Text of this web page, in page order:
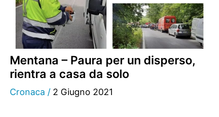
Mentana – Paura per un disperso,
rientra a casa da solo
Cronaca / 2 Giugno 2021